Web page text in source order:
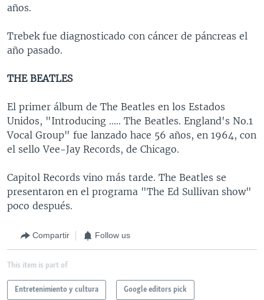
años.
Trebek fue diagnosticado con cáncer de páncreas el
año pasado.
THE BEATLES
El primer álbum de The Beatles en los Estados
Unidos, "Introducing ..... The Beatles. England's No.1
Vocal Group" fue lanzado hace 56 años, en 1964, con
el sello Vee-Jay Records, de Chicago.
Capitol Records vino más tarde. The Beatles se
presentaron en el programa "The Ed Sullivan show"
poco después.
Compartir Follow us
This item is part of
Entretenimiento y cultura Google editors pick